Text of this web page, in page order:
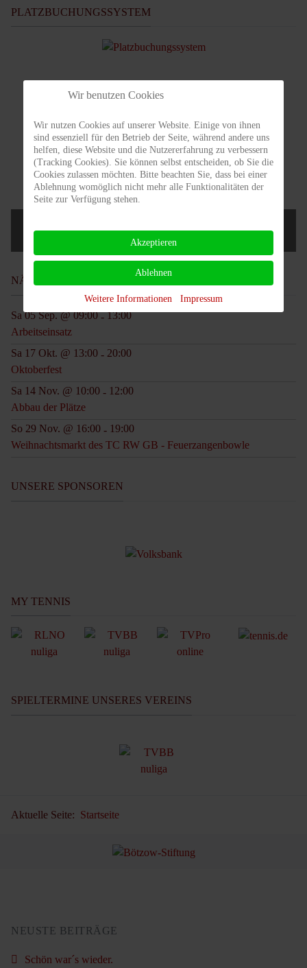
PLATZBUCHUNGSSYSTEM
Nur für Mitglieder!
NÄCHSTE TERMINE
Sa 05 Sep. @ 09:00 - 13:00
Arbeitseinsatz
Sa 17 Okt. @ 13:00 - 20:00
Oktoberfest
Sa 14 Nov. @ 10:00 - 12:00
Abbau der Plätze
So 29 Nov. @ 16:00 - 19:00
Weihnachtsmarkt des TC RW GB - Feuerzangenbowle
UNSERE SPONSOREN
MY TENNIS
SPIELTERMINE UNSERES VEREINS
Aktuelle Seite: Startseite
NEUSTE BEITRÄGE
Schön war´s wieder.
Wir benutzen Cookies
Wir nutzen Cookies auf unserer Website. Einige von ihnen
sind essenziell für den Betrieb der Seite, während andere uns
helfen, diese Website und die Nutzererfahrung zu verbessern
(Tracking Cookies). Sie können selbst entscheiden, ob Sie die
Cookies zulassen möchten. Bitte beachten Sie, dass bei einer
Ablehnung womöglich nicht mehr alle Funktionalitäten der
Seite zur Verfügung stehen.
Akzeptieren
Ablehnen
Weitere Informationen Impressum